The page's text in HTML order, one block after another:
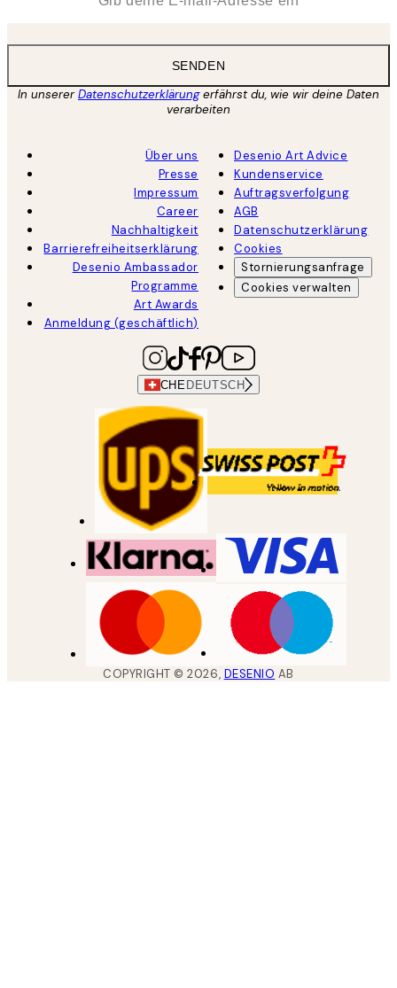
SENDEN
In unsererDatenschutzerklärungerfährst du, wie wir deine Daten
verarbeiten
Über uns
Presse
Impressum
Career
Nachhaltigkeit
Barrierefreiheitserklärung
Desenio Ambassador
Programme
Art Awards
Anmeldung (geschäftlich)
Desenio Art Advice
Kundenservice
Auftragsverfolgung
AGB
Datenschutzerklärung
Cookies
Stornierungsanfrage
Cookies verwalten
CHE DEUTSCH
COPYRIGHT ©2026, DESENIO AB